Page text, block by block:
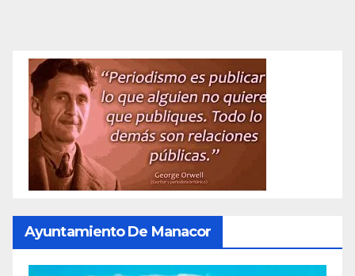
Ayuntamiento De Manacor